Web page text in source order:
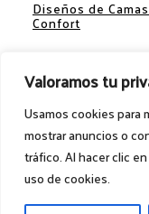
Valoramos tu
Usamos cookies para
mostrar anuncios o
tráfico. Al hacer clic
uso de cookies.
Diseños de
Confort
Separadores de
Optimizar tu Hogar
Ideas para el
derechos